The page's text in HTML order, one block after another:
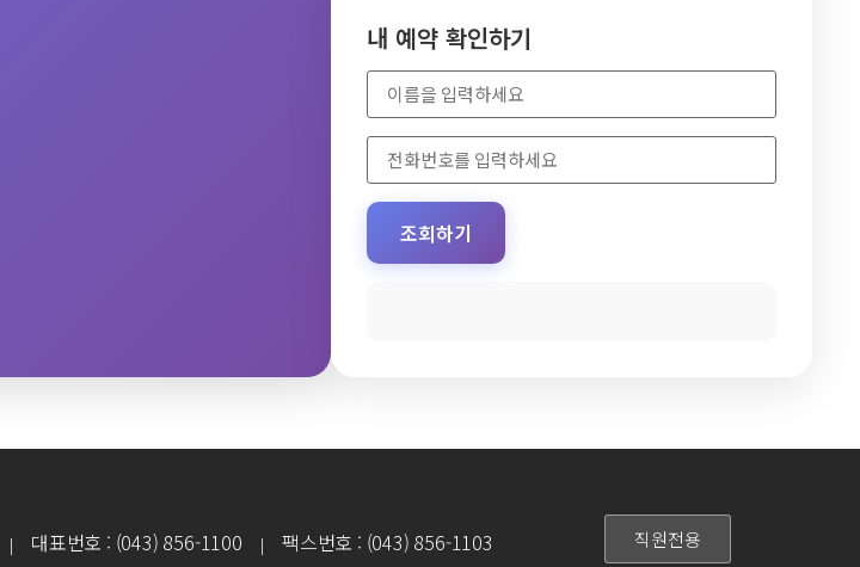
내 예약 확인하기
조회하기
| 대표번호 : (043) 856-1100 |
팩스번호 : (043) 856-1103
직원전용